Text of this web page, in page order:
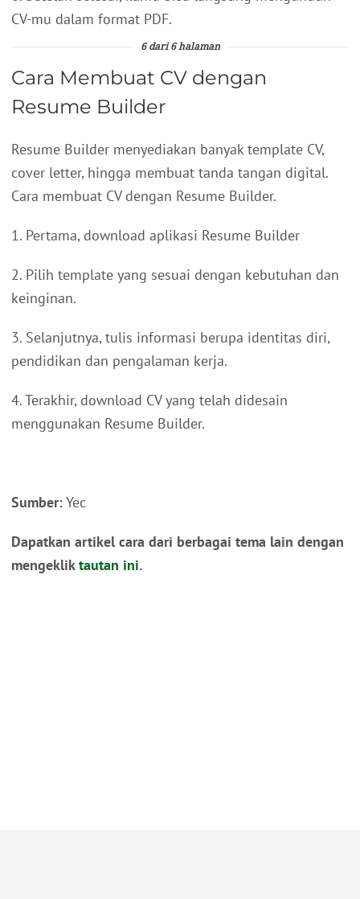
CV-mu dalam format PDF.
6 dari 6 halaman
Cara Membuat CV dengan
Resume Builder
Resume Builder menyediakan banyak template CV,
cover letter, hingga membuat tanda tangan digital.
Cara membuat CV dengan Resume Builder.
1. Pertama, download aplikasi Resume Builder
2. Pilih template yang sesuai dengan kebutuhan dan
keinginan.
3. Selanjutnya, tulis informasi berupa identitas diri,
pendidikan dan pengalaman kerja.
4. Terakhir, download CV yang telah didesain
menggunakan Resume Builder.
Sumber:Yec
Dapatkan artikel cara dari berbagai tema lain dengan
mengekliktautan ini.